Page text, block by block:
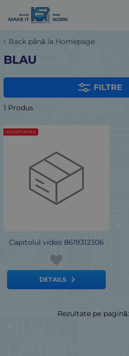
Back până la Homepage
BLAU
FILTRE
1 Produs
Capitolul video 8619312306
DETAILS
INDISPONIBIL
Rezultate pe pagină: